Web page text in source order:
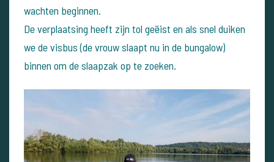
wachten beginnen.
De verplaatsing heeft zijn tol geëist en als snel duiken
we de visbus (de vrouw slaapt nu in de bungalow)
binnen om de slaapzak op te zoeken.